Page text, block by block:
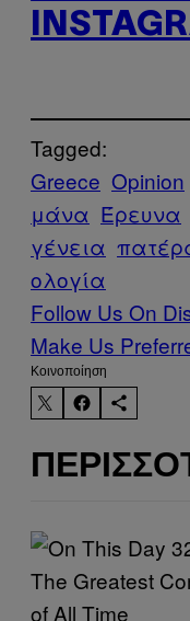
Tagged:
Greece Opinion
μάνα Έρευνα
γένεια
ολογία
Follow Us On
Make Us
Kοινοποίηση